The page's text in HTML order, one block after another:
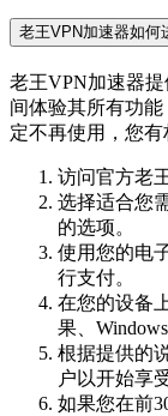
老王VPN加速器如何
老王VPN加速器
间体验其所有功
定不再使用，您有
访问官方老
选择适合您
的选项。
使用您的电
行支付。
在您的设备
果、
根据提供的
户以开始享
如果您在前